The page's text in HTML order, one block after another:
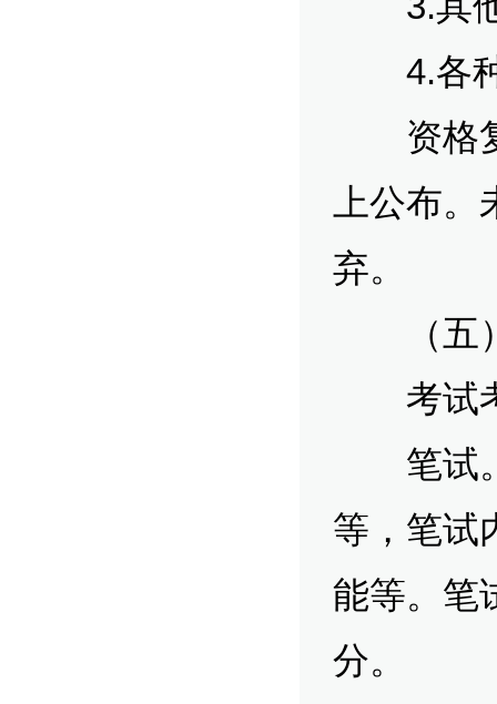
4.各种
资格复
上公布
弃。
（五）
考试考
笔试。
等，笔试
能等。笔
分。